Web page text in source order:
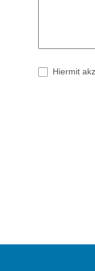
Hiermit